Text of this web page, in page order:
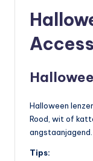
Halloween
Rood, wit of
angstaanjagend.
Tips: